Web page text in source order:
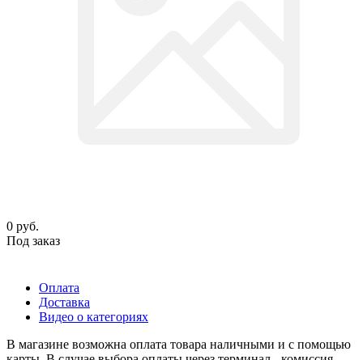
0 руб.
Под заказ
Оплата
Доставка
Видео о категориях
В магазине возможна оплата товара наличными и с помощью